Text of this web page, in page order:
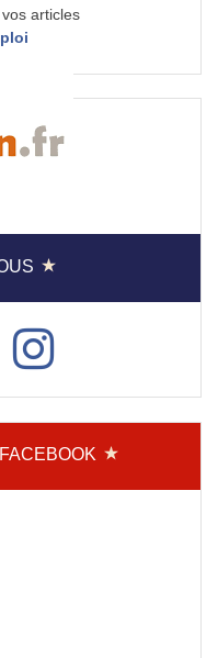
articles